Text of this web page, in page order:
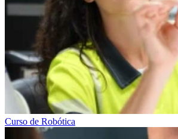
Curso de Robótica